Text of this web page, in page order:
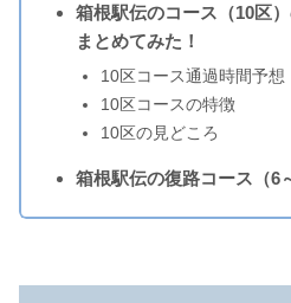
箱根駅伝のコース（10区
まとめてみた！
10区コース通過時間予想
10区コースの特徴
10区の見どころ
箱根駅伝の復路コース（6